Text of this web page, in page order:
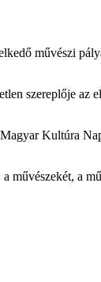
művészi
szereplője az
Kultúra
művészekét, a